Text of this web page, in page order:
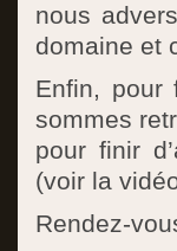
nous
domaine et
Enfin, pour
sommes
pour finir
(voir la
Rendez-